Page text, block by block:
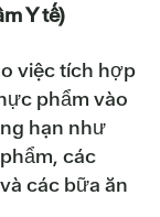
Y tế)
việc tích hợp
phẩm vào
hạn như
các
các bữa ăn